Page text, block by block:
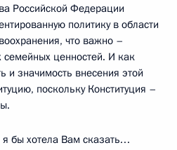
Российской Федерации
политику в области
что важно –
семейных ценностей. И как
и значимость внесения этой
поскольку Конституция –
бы хотела Вам сказать…